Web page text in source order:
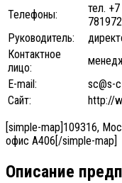
Телефоны:
тел.
Руководитель:
Контактное
лицо:
E-mail:
sc@s-
Сайт:
http://
[simple-map]109316,
офис А406[/simple-map]
Описание